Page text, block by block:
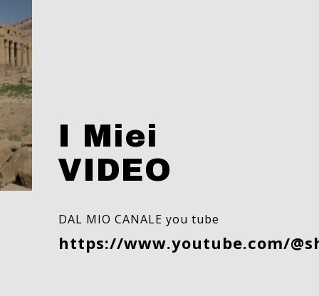
I Miei
VIDEO
DAL MIO CANALE you tube
https://www.youtube.com/